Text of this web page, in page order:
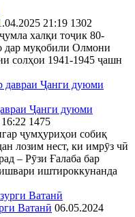
21:19 1302
халқи тоҷик 80-
дар муқобили Олмони
солҳои 1941-1945 ҷашн
Ҷанги дуюми
1475
ҷумҳуриҳои собиқ
лозим нест, ки имрӯз чӣ
– Рӯзи Ғалаба бар
иштироккунанда
Ватанӣ 06.05.2024